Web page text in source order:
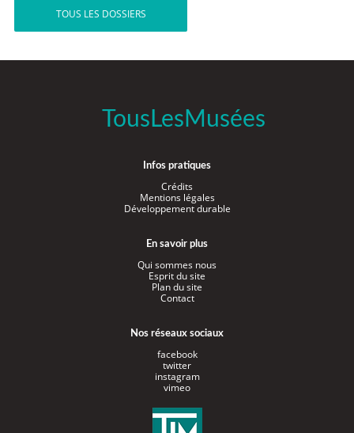
TOUS LES DOSSIERS
TousLesMusées
Infos pratiques
Crédits
Mentions légales
Développement durable
En savoir plus
Qui sommes nous
Esprit du site
Plan du site
Contact
Nos réseaux sociaux
facebook
twitter
instagram
vimeo